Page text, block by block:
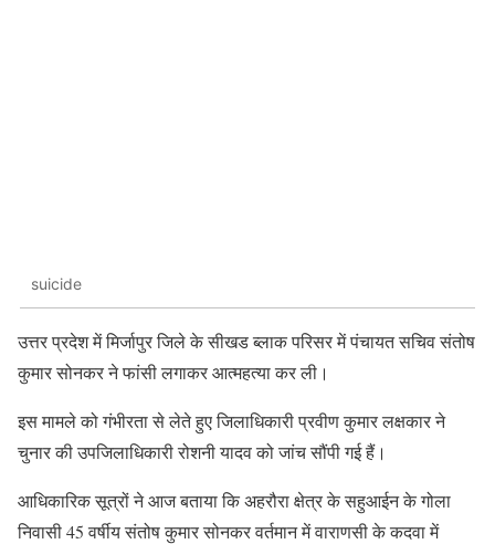
suicide
उत्तर प्रदेश में मिर्जापुर जिले के सीखड ब्लाक परिसर में पंचायत सचिव संतोष
कुमार सोनकर ने फांसी लगाकर आत्महत्या कर ली।
इस मामले को गंभीरता से लेते हुए जिलाधिकारी प्रवीण कुमार लक्षकार ने
चुनार की उपजिलाधिकारी रोशनी यादव को जांच सौंपी गई हैं।
आधिकारिक सूत्रों ने आज बताया कि अहरौरा क्षेत्र के सहुआईन के गोला
निवासी 45 वर्षीय संतोष कुमार सोनकर वर्तमान में वाराणसी के कदवा में